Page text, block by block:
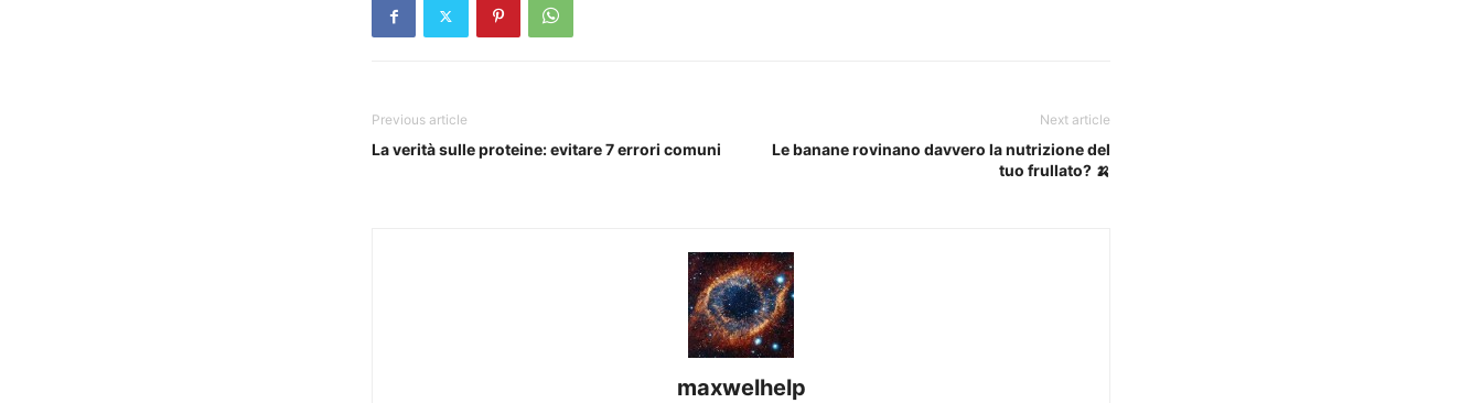
Previous article
La verità sulle proteine: evitare 7 errori comuni
Next article
Le banane rovinano davvero la nutrizione del
tuo frullato? 🍌
maxwelhelp